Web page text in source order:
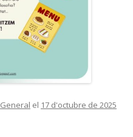
General el 17 d'octubre de 2025